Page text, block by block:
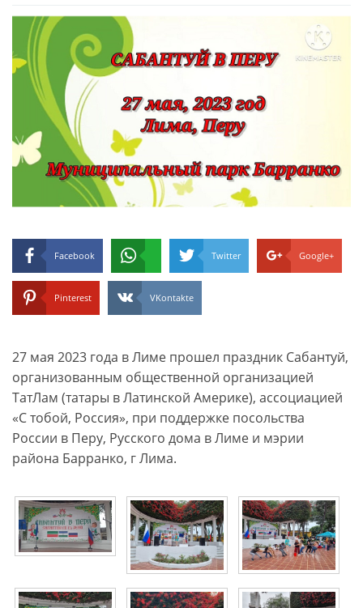
Facebook Twitter Google+
Pinterest VKontakte
27 мая 2023 года в Лиме прошел праздник Сабантуй,
организованным общественной организацией
ТатЛам (татары в Латинской Америке), ассоциацией
«С тобой, Россия», при поддержке посольства
России в Перу, Русского дома в Лиме и мэрии
района Барранко, г Лима.